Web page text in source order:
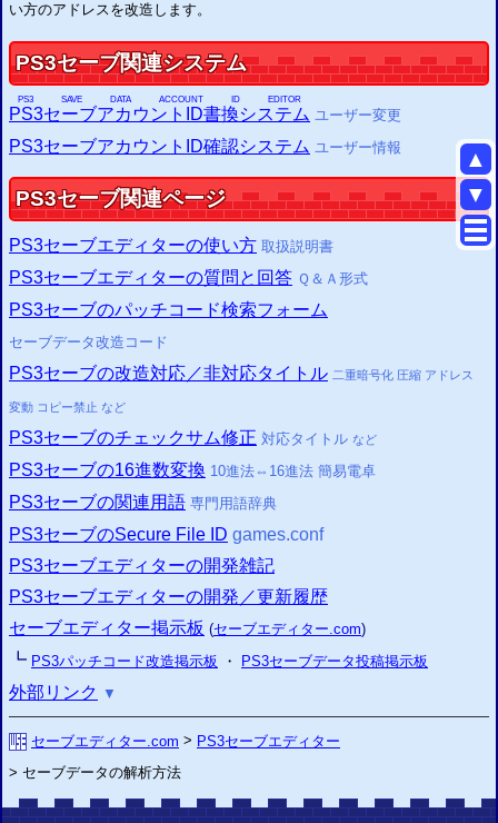
い方のアドレスを改造します。
PS3セーブ関連システム
PS3セーブアカウントID書換システム
PS3 SAVE DATA ACCOUNT ID EDITOR
ユーザー変更
PS3セーブアカウントID確認システム ユーザー情報
PS3セーブ関連ページ
PS3セーブエディターの使い方 取扱説明書
PS3セーブエディターの質問と回答 Ｑ＆Ａ形式
PS3セーブのパッチコード検索フォーム
セーブデータ改造コード
PS3セーブの改造対応／非対応タイトル 二重暗号化 圧縮 アドレス
変動 コピー禁止 など
PS3セーブのチェックサム修正 対応タイトル など
PS3セーブの16進数変換 10進法⇔16進法 簡易電卓
PS3セーブの関連用語 専門用語辞典
PS3セーブのSecure File ID games.conf
PS3セーブエディターの開発雑記
PS3セーブエディターの開発／更新履歴
セーブエディター掲示板 (セーブエディター.com)
┗ PS3パッチコード改造掲示板 ・ PS3セーブデータ投稿掲示板
外部リンク ▼
セーブエディター.com > PS3セーブエディター
> セーブデータの解析方法
▲
▼